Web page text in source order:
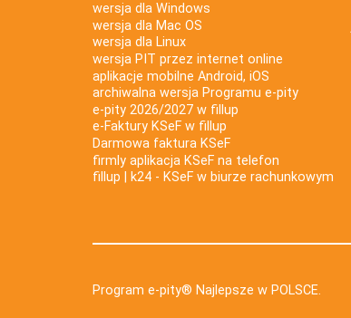
wersja dla Windows
wersja dla Mac OS
wersja dla Linux
wersja PIT przez internet online
aplikacje mobilne Android, iOS
archiwalna wersja Programu e-pity
e-pity 2026/2027 w fillup
e‑Faktury KSeF w fillup
Darmowa faktura KSeF
firmly aplikacja KSeF na telefon
fillup | k24 - KSeF w biurze rachunkowym
Program e-pity® Najlepsze w POLSCE.